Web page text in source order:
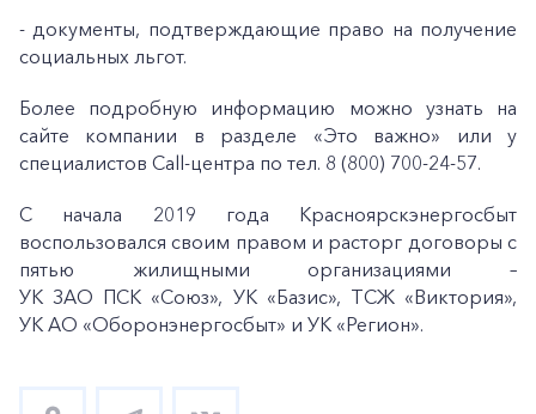
+7-800-700-24-57
Заказать обратный звонок
Частным клиентам
Корпоративным клиентам
- документы, подтверждающие право на получение
социальных льгот.
Более подробную информацию можно узнать на
сайте компании в разделе «Это важно» или у
специалистов Call-центра по тел. 8 (800) 700-24-57.
С начала 2019 года Красноярскэнергосбыт
воспользовался своим правом и расторг договоры с
пятью жилищными организациями –
УК ЗАО ПСК «Союз», УК «Базис», ТСЖ «Виктория»,
УК АО «Оборонэнергосбыт» и УК «Регион».